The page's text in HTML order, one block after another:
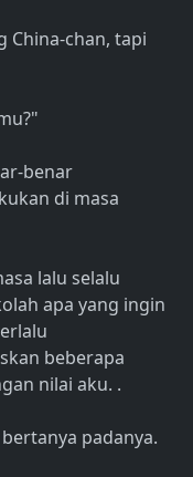
China-chan, tapi
benar
di masa
lalu selalu
apa yang ingin
beberapa
nilai aku. .
padanya.